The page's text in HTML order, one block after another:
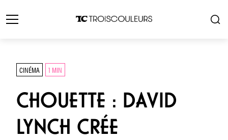
CINÉMA 1 MIN
CHOUETTE : DAVID
LYNCH CRÉE